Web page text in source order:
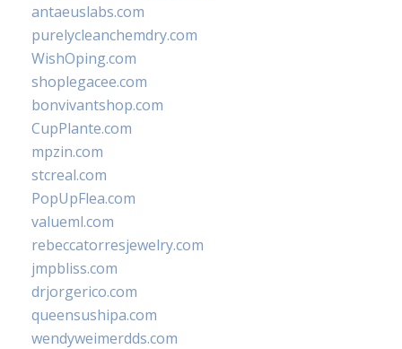
antaeuslabs.com
purelycleanchemdry.com
WishOping.com
shoplegacee.com
bonvivantshop.com
CupPlante.com
mpzin.com
stcreal.com
PopUpFlea.com
valueml.com
rebeccatorresjewelry.com
jmpbliss.com
drjorgerico.com
queensushipa.com
wendyweimerdds.com